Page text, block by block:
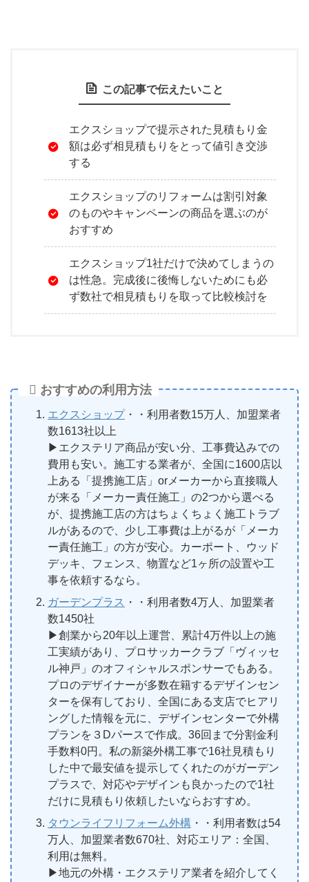
この記事で伝えたいこと
エクスショップで提示された見積もり金
額は必ず相見積もりをとって値引き交渉
する
エクスショップのリフォームは割引対象
のものやキャンペーンの商品を選ぶのが
おすすめ
エクスショップ1社だけで決めてしまうの
は性急。完成後に後悔しないためにも必
ず数社で相見積もりを取って比較検討を
おすすめの利用方法
エクスショップ・・利用者数15万人、加盟業者
数1613社以上
▶︎エクステリア商品が安い分、工事費込みでの
費用も安い。施工する業者が、全国に1600店以
上ある「提携施工店」orメーカーから直接職人
が来る「メーカー責任施工」の2つから選べる
が、提携施工店の方はちょくちょく施工トラブ
ルがあるので、少し工事費は上がるが「メーカ
ー責任施工」の方が安心。カーポート、ウッド
デッキ、フェンス、物置など1ヶ所の設置や工
事を依頼するなら。
ガーデンプラス ・・利用者数4万人、加盟業者
数1450社
▶︎創業から20年以上運営、累計4万件以上の施
工実績があり、プロサッカークラブ「ヴィッセ
ル神戸」のオフィシャルスポンサーでもある。
プロのデザイナーが多数在籍するデザインセン
ターを保有しており、全国にある支店でヒアリ
ングした情報を元に、デザインセンターで外構
プランを３Dパースで作成。36回まで分割金利
手数料0円。私の新築外構工事で16社見積もり
した中で最安値を提示してくれたのがガーデン
プラスで、対応やデザインも良かったので1社
だけに見積もり依頼したいならおすすめ。
タウンライフリフォーム外構 ・・利用者数は54
万人、加盟業者数670社、対応エリア：全国、
利用は無料。
▶︎地元の外構・エクステリア業者を紹介してく